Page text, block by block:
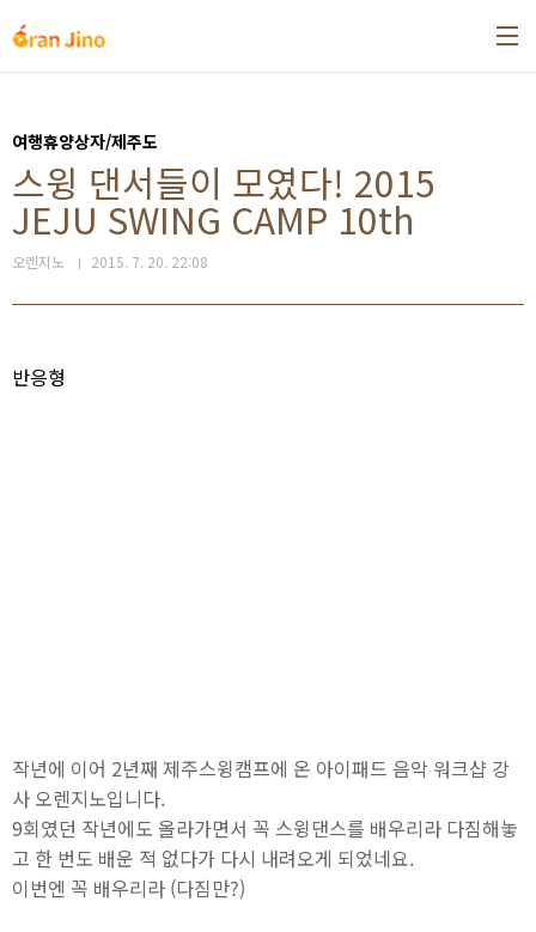
여행휴양상자/제주도
스윙 댄서들이 모였다! 2015
JEJU SWING CAMP 10th
오렌지노 2015. 7. 20. 22:08
반응형
작년에 이어 2년째 제주스윙캠프에 온 아이패드 음악 워크샵 강
사 오렌지노입니다.
9회였던 작년에도 올라가면서 꼭 스윙댄스를 배우리라 다짐해놓
고 한 번도 배운 적 없다가 다시 내려오게 되었네요.
이번엔 꼭 배우리라 (다짐만?)